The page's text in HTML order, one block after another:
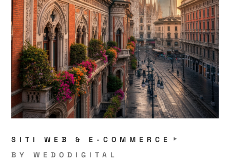
SITI WEB & E-COMMERCE
BYWEDODIGITAL